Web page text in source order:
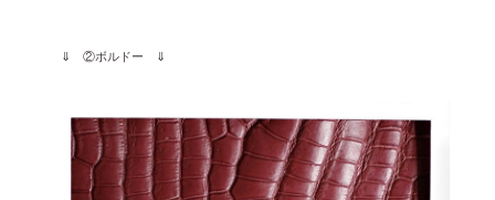
⇓ ②ボルドー ⇓